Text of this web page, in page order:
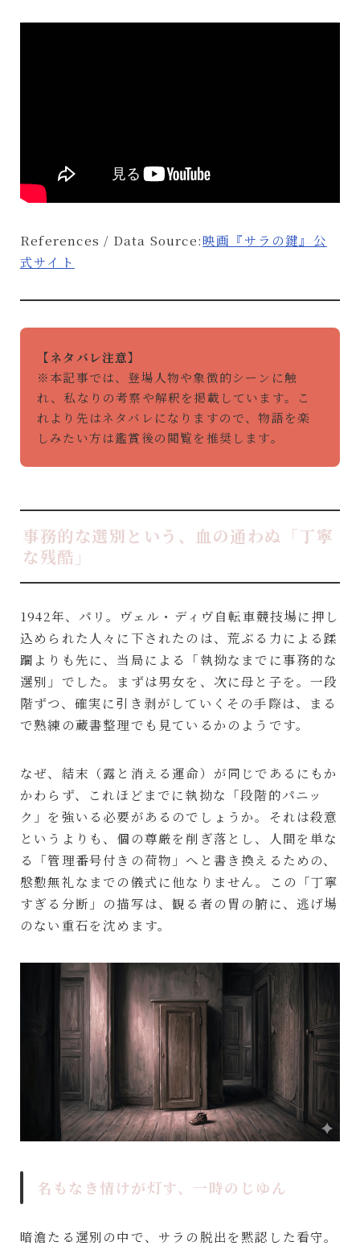
References / Data Source:映画『サラの鍵』公
式サイト
【ネタバレ注意】
※本記事では、登場人物や象徴的シーンに触
れ、私なりの考察や解釈を掲載しています。こ
れより先はネタバレになりますので、物語を楽
しみたい方は鑑賞後の閲覧を推奨します。
事務的な選別という、血の通わぬ「丁寧
な残酷」
1942年、パリ。ヴェル・ディヴ自転車競技場に押し
込められた人々に下されたのは、荒ぶる力による蹂
躙よりも先に、当局による「執拗なまでに事務的な
選別」でした。まずは男女を、次に母と子を。一段
階ずつ、確実に引き剥がしていくその手際は、まる
で熟練の蔵書整理でも見ているかのようです。
なぜ、結末（露と消える運命）が同じであるにもか
かわらず、これほどまでに執拗な「段階的パニッ
ク」を強いる必要があるのでしょうか。それは殺意
というよりも、個の尊厳を削ぎ落とし、人間を単な
る「管理番号付きの荷物」へと書き換えるための、
慇懃無礼なまでの儀式に他なりません。この「丁寧
すぎる分断」の描写は、観る者の胃の腑に、逃げ場
のない重石を沈めます。
名もなき情けが灯す、一時のじゆん
暗澹たる選別の中で、サラの脱出を黙認した看守。